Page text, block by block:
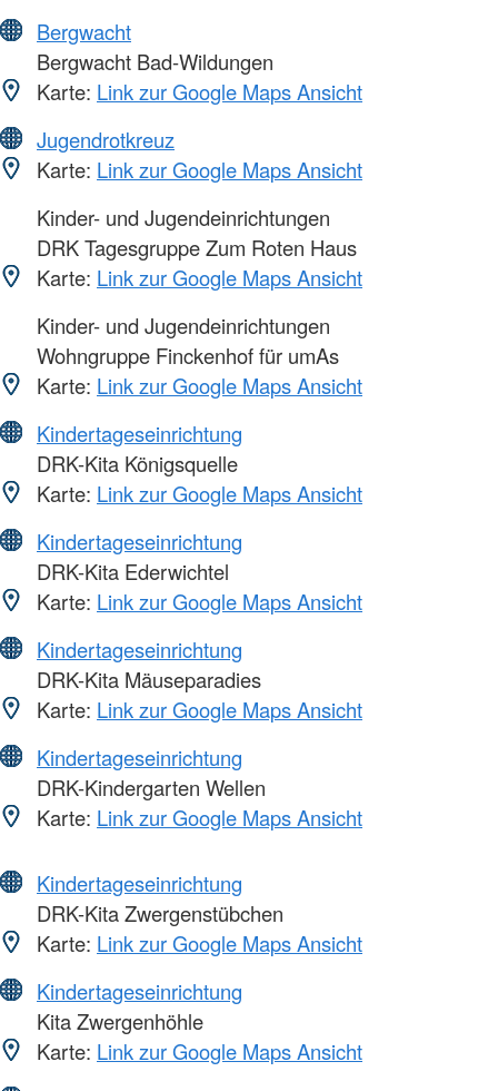
Bergwacht
Bergwacht Bad-Wildungen
Karte: Link zur Google Maps Ansicht
Jugendrotkreuz
Karte: Link zur Google Maps Ansicht
Kinder- und Jugendeinrichtungen
DRK Tagesgruppe Zum Roten Haus
Karte: Link zur Google Maps Ansicht
Kinder- und Jugendeinrichtungen
Wohngruppe Finckenhof für umAs
Karte: Link zur Google Maps Ansicht
Kindertageseinrichtung
DRK-Kita Königsquelle
Karte: Link zur Google Maps Ansicht
Kindertageseinrichtung
DRK-Kita Ederwichtel
Karte: Link zur Google Maps Ansicht
Kindertageseinrichtung
DRK-Kita Mäuseparadies
Karte: Link zur Google Maps Ansicht
Kindertageseinrichtung
DRK-Kindergarten Wellen
Karte: Link zur Google Maps Ansicht
Kindertageseinrichtung
DRK-Kita Zwergenstübchen
Karte: Link zur Google Maps Ansicht
Kindertageseinrichtung
Kita Zwergenhöhle
Karte: Link zur Google Maps Ansicht